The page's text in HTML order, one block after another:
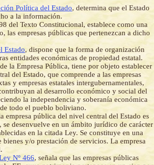
Política del Estado, determina que el Estado
a la información.
del Texto Constitucional, establece como una
las empresas públicas que pertenezcan a dicho
Estado, dispone que la forma de organización
entidades económicas de propiedad estatal.
la Empresa Pública, tiene por objeto establecer
del Estado, que comprende a las empresas
y empresas estatales intergubernamentales,
al desarrollo económico y social del
la independencia y soberanía económica
todo el pueblo boliviano.
empresa pública del nivel central del Estado es
desenvuelve en un ámbito jurídico de carácter
en la citada Ley. Se constituye en una
y/o prestación de servicios. La empresa
Nº 466, señala que las empresas públicas